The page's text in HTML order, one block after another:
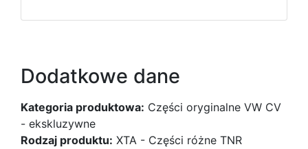
Dodatkowe dane
Kategoria produktowa: Części oryginalne VW CV
- ekskluzywne
Rodzaj produktu: XTA - Części różne TNR